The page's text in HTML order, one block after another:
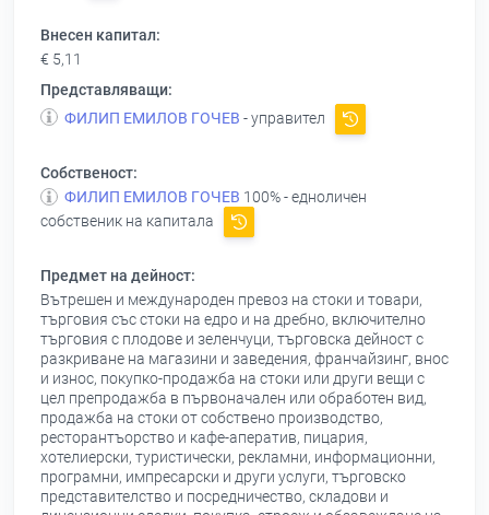
Внесен капитал:
€ 5,11
Представляващи:
ФИЛИП ЕМИЛОВ ГОЧЕВ - управител
Собственост:
ФИЛИП ЕМИЛОВ ГОЧЕВ 100% - едноличен
собственик на капитала
Предмет на дейност:
Вътрешен и международен превоз на стоки и товари,
търговия със стоки на едро и на дребно, включително
търговия с плодове и зеленчуци, търговска дейност с
разкриване на магазини и заведения, франчайзинг, внос
и износ, покупко-продажба на стоки или други вещи с
цел препродажба в първоначален или обработен вид,
продажба на стоки от собствено производство,
ресторантъорство и кафе-аператив, пицария,
хотелиерски, туристически, рекламни, информационни,
програмни, импресарски и други услуги, търговско
представителство и посредничество, складови и